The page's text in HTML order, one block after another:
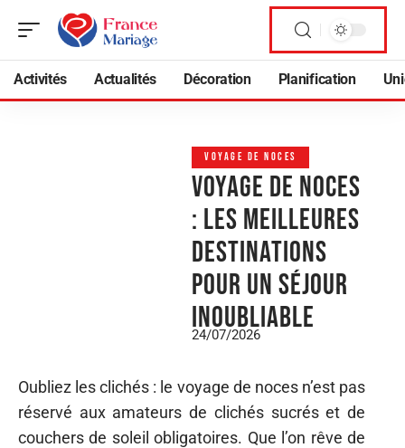
Activités Actualités Décoration Planification
VOYAGE DE NOCES
Voyage de noces
: les meilleures
destinations
pour un séjour
inoubliable
24/07/2026
Oubliez les clichés : le voyage de noces n’est pas
réservé aux amateurs de clichés sucrés et de
couchers de soleil obligatoires. Que l’on rêve de